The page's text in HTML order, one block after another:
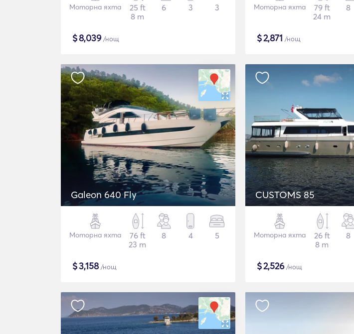
Моторна яхта
25 ft
8 m
6 3 3
$8,039/нощ
Моторна яхта
79 ft
24 m
8
$2,871 /нощ
Galeon 640 Fly
Моторна яхта
76 ft
23 m
8 4 5
$3,158/нощ
CUSTOMS 85
Моторна яхта
26 ft
8 m
8
$2,526/нощ